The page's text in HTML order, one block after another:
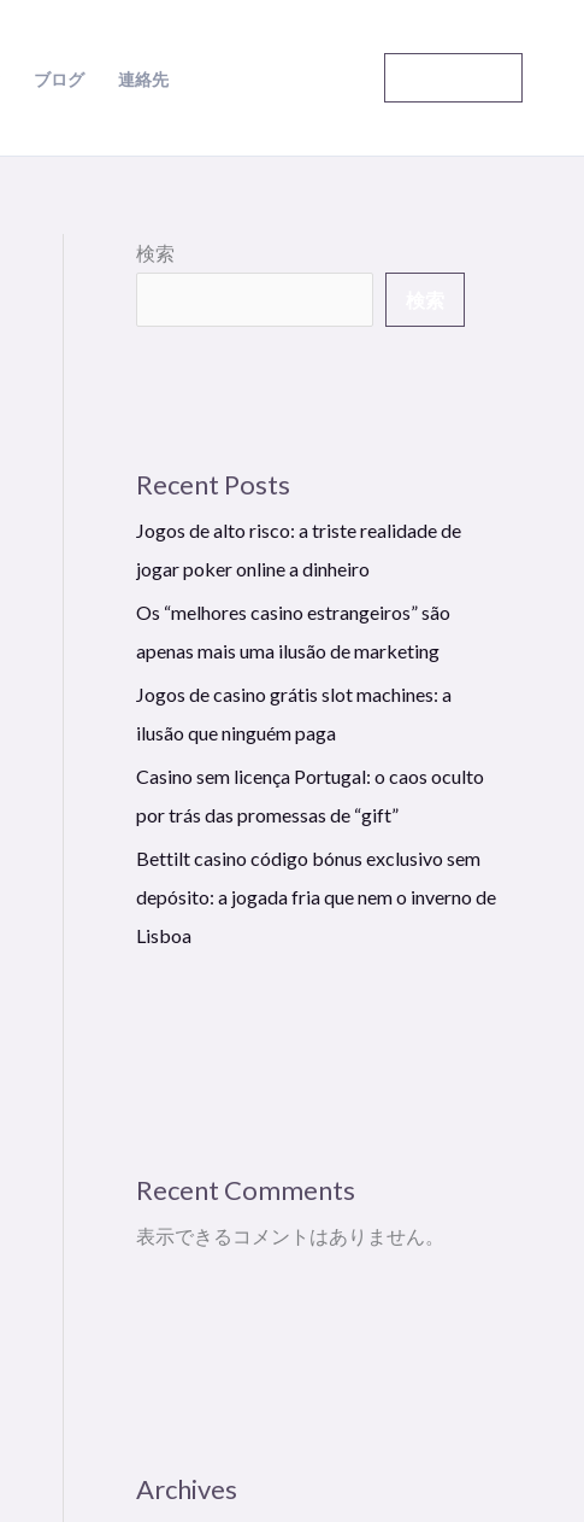
ブログ 連絡先
検索
Recent Posts
Jogos de alto risco: a triste realidade de
jogar poker online a dinheiro
Os “melhores casino estrangeiros” são
apenas mais uma ilusão de marketing
Jogos de casino grátis slot machines: a
ilusão que ninguém paga
Casino sem licença Portugal: o caos oculto
por trás das promessas de “gift”
Bettilt casino código bónus exclusivo sem
depósito: a jogada fria que nem o inverno de
Lisboa
Recent Comments
表示できるコメントはありません。
Archives